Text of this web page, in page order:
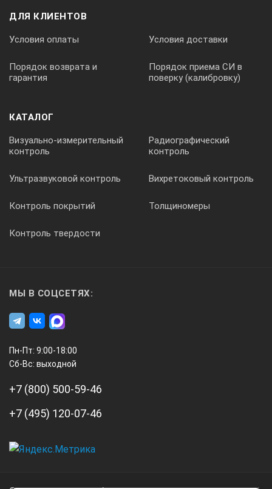
ДЛЯ КЛИЕНТОВ
Условия оплаты Условия доставки
Порядок возврата и
гарантия
Порядок приема СИ в
поверку (калибровку)
КАТАЛОГ
Визуально-измерительный
контроль
Радиографический
контроль
Ультразвуковой контроль Вихретоковый контроль
Контроль покрытий Толщиномеры
Контроль твердости
МЫ В СОЦСЕТЯХ:
Пн-Пт: 9:00-18:00
Сб-Вс: выходной
+7 (800) 500-59-46
+7 (495) 120-07-46